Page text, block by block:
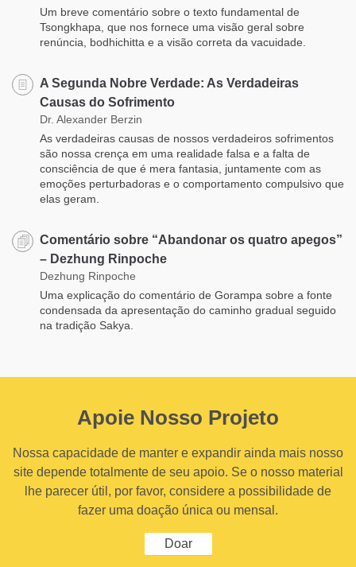
Um breve comentário sobre o texto fundamental de
Tsongkhapa, que nos fornece uma visão geral sobre
renúncia, bodhichitta e a visão correta da vacuidade.
A Segunda Nobre Verdade: As Verdadeiras
Causas do Sofrimento
Dr. Alexander Berzin
As verdadeiras causas de nossos verdadeiros sofrimentos
são nossa crença em uma realidade falsa e a falta de
consciência de que é mera fantasia, juntamente com as
emoções perturbadoras e o comportamento compulsivo que
elas geram.
Comentário sobre “Abandonar os quatro apegos”
– Dezhung Rinpoche
Dezhung Rinpoche
Uma explicação do comentário de Gorampa sobre a fonte
condensada da apresentação do caminho gradual seguido
na tradição Sakya.
Apoie Nosso Projeto
Nossa capacidade de manter e expandir ainda mais nosso
site depende totalmente de seu apoio. Se o nosso material
lhe parecer útil, por favor, considere a possibilidade de
fazer uma doação única ou mensal.
Doar